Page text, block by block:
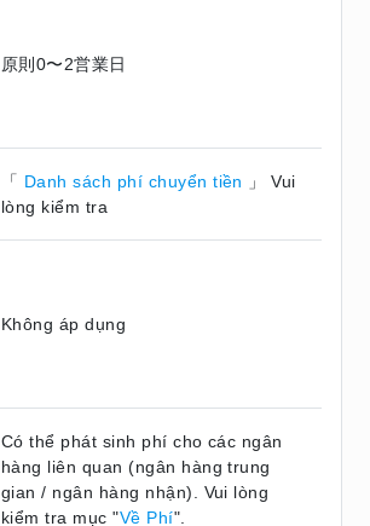
原則0〜2営業日
「 Danh sách phí chuyển tiền
」 Vui
lòng kiểm tra
Không áp dụng
Có thể phát sinh phí cho các ngân
hàng liên quan (ngân hàng trung
gian / ngân hàng nhận). Vui lòng
kiểm tra mục "Về Phí".